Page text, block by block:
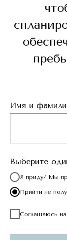
Имя и
Выберите
Я приду/ Мы
Прийти не
Соглашаюсь